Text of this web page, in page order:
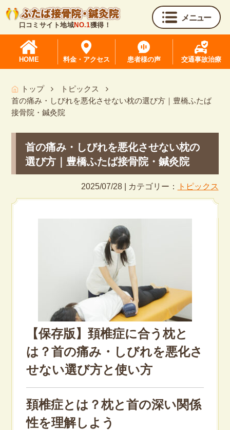
口コミサイト地域NO.1獲得！
メニュー
HOME 料金・アクセス 患者様の声 交通事故治療
トップ
トピックス
首の痛み・しびれを悪化させない枕の選び方｜豊橋ふたば
接骨院・鍼灸院
首の痛み・しびれを悪化させない枕の
選び方｜豊橋ふたば接骨院・鍼灸院
2025/07/28 | カテゴリー： トピックス
【保存版】頚椎症に合う枕と
は？首の痛み・しびれを悪化さ
せない選び方と使い方
頚椎症とは？枕と首の深い関係
性を理解しよう